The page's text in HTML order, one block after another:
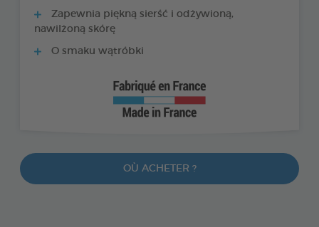
Zapewnia piękną sierść i odżywioną,
nawilżoną skórę
O smaku wątróbki
OÙ ACHETER ?